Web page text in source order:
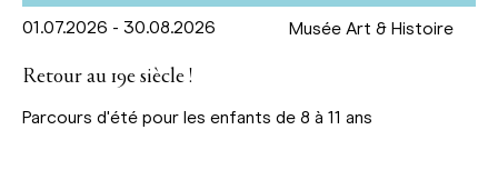
01.07.2026 - 30.08.2026 Musée Art & Histoire
Retour au 19e siècle !
Parcours d'été pour les enfants de 8 à 11 ans